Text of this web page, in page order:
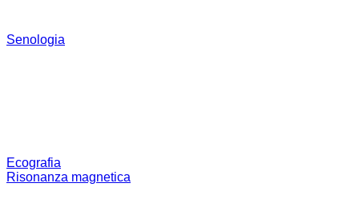
Senologia
Ecografia
Risonanza magnetica